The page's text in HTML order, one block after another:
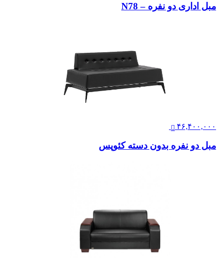
مبل اداری دو نفره – N78
۴۶,۴۰۰,۰۰۰
مبل دو نفره بدون دسته کئوپس